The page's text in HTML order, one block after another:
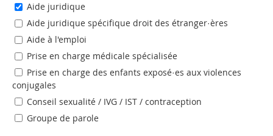
Aide juridique
Aide juridique spécifique droit des étranger·ères
Aide à l'emploi
Prise en charge médicale spécialisée
Prise en charge des enfants exposé·es aux violences
conjugales
Conseil sexualité / IVG / IST / contraception
Groupe de parole